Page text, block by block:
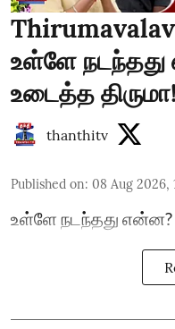
உள்ளே
உடைத்த திருமா!
thanthitv
Published on: 08 Aug 2026,
உள்ளே நடந்தது என்ன?